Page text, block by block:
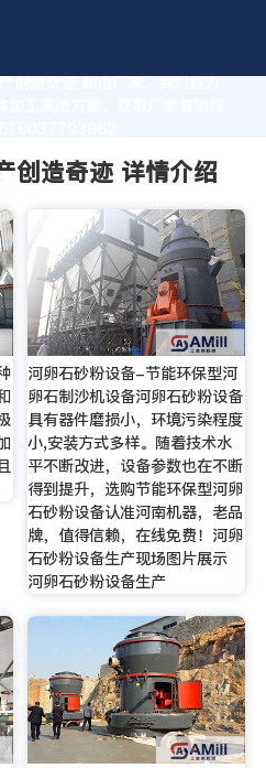
创造奇迹 制造厂家，我们致力
工系统方案。获取厂家直销报
创造奇迹 详情介绍
河卵石砂粉设备-节能环保型河
卵石制沙机设备河卵石砂粉设备
具有器件磨损小，环境污染程度
小,安装方式多样。随着技术水
平不断改进，设备参数也在不断
得到提升，选购节能环保型河卵
石砂粉设备认准河南机器，老品
牌，值得信赖，在线免费！河卵
石砂粉设备生产现场图片展示
河卵石砂粉设备生产